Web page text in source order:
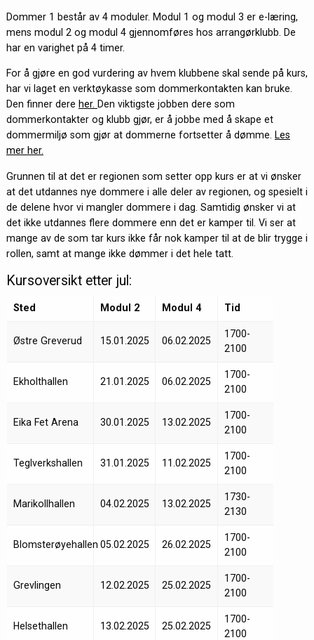
Dommer 1 består av 4 moduler. Modul 1 og modul 3 er e-læring,
mens modul 2 og modul 4 gjennomføres hos arrangørklubb. De
har en varighet på 4 timer.
For å gjøre en god vurdering av hvem klubbene skal sende på kurs,
har vi laget en verktøykasse som dommerkontakten kan bruke.
Den finner dere her. Den viktigste jobben dere som
dommerkontakter og klubb gjør, er å jobbe med å skape et
dommermiljø som gjør at dommerne fortsetter å dømme. Les
mer her.
Grunnen til at det er regionen som setter opp kurs er at vi ønsker
at det utdannes nye dommere i alle deler av regionen, og spesielt i
de delene hvor vi mangler dommere i dag. Samtidig ønsker vi at
det ikke utdannes flere dommere enn det er kamper til. Vi ser at
mange av de som tar kurs ikke får nok kamper til at de blir trygge i
rollen, samt at mange ikke dømmer i det hele tatt.
Kursoversikt etter jul:
Sted Modul 2 Modul 4 Tid
Østre Greverud 15.01.2025 06.02.2025
1700-
2100
Ekholthallen 21.01.2025 06.02.2025
1700-
2100
Eika Fet Arena 30.01.2025 13.02.2025
1700-
2100
Teglverkshallen 31.01.2025 11.02.2025
1700-
2100
Marikollhallen 04.02.2025 13.02.2025
1730-
2130
Blomsterøyehallen 05.02.2025 26.02.2025
1700-
2100
Grevlingen 12.02.2025 25.02.2025
1700-
2100
Helsethallen 13.02.2025 25.02.2025
1700-
2100